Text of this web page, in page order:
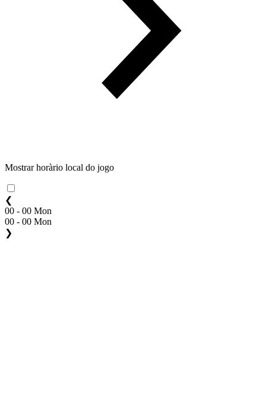
Mostrar horàrio local do jogo
❮
00 - 00 Mon
00 - 00 Mon
❯